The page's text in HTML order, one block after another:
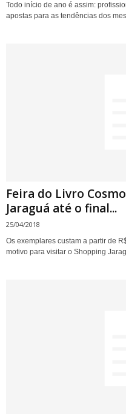
Todo início de ano é assim:
apostas para as tendências dos
Feira do Livro
Jaraguá até o final...
25/04/2018
Os exemplares custam a partir de
motivo para visitar o Shopping